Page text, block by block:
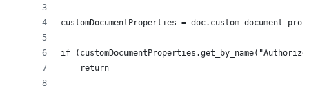
customDocumentProperties =
if
    return